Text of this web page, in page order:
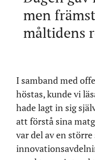
men
måltidens
I samband med
höstas, kunde vi
hade lagt in sig
att förstå sina
var del av en